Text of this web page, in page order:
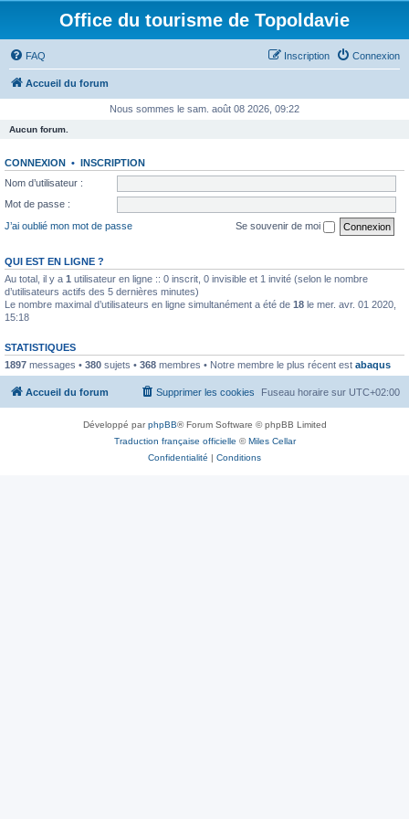
Office du tourisme de Topoldavie
FAQ Connexion
Inscription
Accueil du forum
Nous sommes le sam. août 08 2026, 09:22
Aucun forum.
CONNEXION • INSCRIPTION
Nom d’utilisateur :
Mot de passe :
J’ai oublié mon mot de passe
Se souvenir de moi
QUI EST EN LIGNE ?
Au total, il y a 1 utilisateur en ligne :: 0 inscrit, 0 invisible et 1 invité (selon le nombre
d’utilisateurs actifs des 5 dernières minutes)
Le nombre maximal d’utilisateurs en ligne simultanément a été de 18 le mer. avr. 01 2020,
15:18
STATISTIQUES
1897 messages • 380 sujets • 368 membres • Notre membre le plus récent est abaqus
Accueil du forum Fuseau horaire sur UTC+02:00
Supprimer les cookies
Développé parphpBB® Forum Software © phpBB Limited
Traduction française officielle ©Miles Cellar
Confidentialité | Conditions